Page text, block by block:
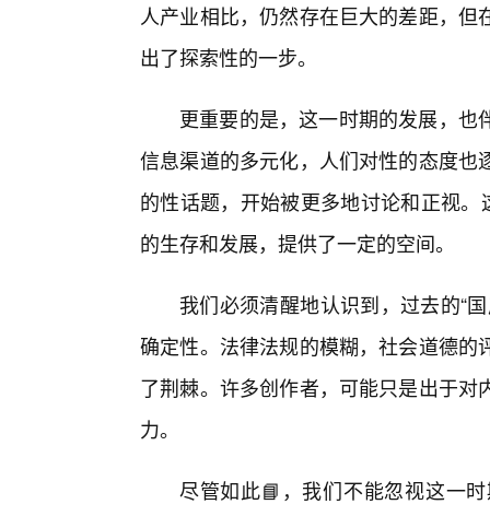
人产业相比，仍然存在巨大的差距，
出了探索性的一步。
更重要的是，这一时期的发展，
信息渠道的多元化，人们对性的态度
的性话题，开始被更多地讨论和正视
的生存和发展，提供了一定的空间。
我们必须清醒地认识到，过去的“
确定性。法律法规的模糊，社会道德
了荆棘。许多创作者，可能只是出于
力。
尽管如此📘，我们不能忽视这一